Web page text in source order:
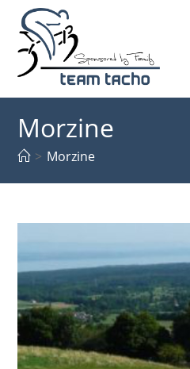
Inhalt
springen
Morzine
> Morzine